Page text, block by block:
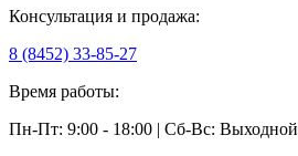
Консультация и продажа:
8 (8452) 33-85-27
Время работы:
Пн-Пт: 9:00 - 18:00 | Сб-Вс: Выходной